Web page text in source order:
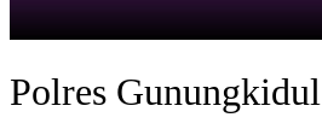
Polres Gunungkidul